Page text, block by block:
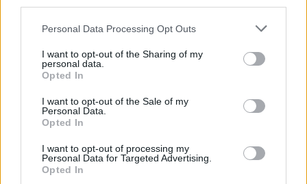
Personal Data Processing Opt Outs
I want to opt-out of the Sharing of my
personal data.
Opted In
I want to opt-out of the Sale of my
Personal Data.
Opted In
I want to opt-out of processing my
Personal Data for Targeted Advertising.
Opted In
vonatkozóan a Budapesti Értéktőzsde Bevezetési és
Forgalombantartási Szabályzata alapján megtett vételi
napján a PICK SZEGED Rt.-ben a szavazatok 93,33 %-ával
rendelkezik....
KEDVES OLVASÓNK!
A keresett cikk a portfolio.hu hírarchívumához
tartozik, melynek olvasása előfizetéses
regisztrációhoz kötött.